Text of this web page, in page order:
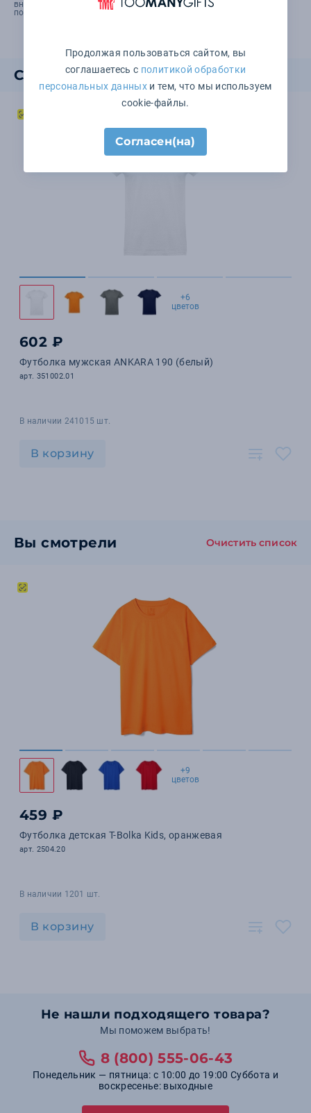
вносить изменения в технические параметры товара, его
потребительские характеристики и упаковку.
Смотрите также
+6
цветов
602 ₽
Футболка мужская ANKARA 190 (белый)
арт. 351002.01
В наличии 241015 шт.
В корзину
Вы смотрели Очистить список
+9
цветов
459 ₽
Футболка детская T-Bolka Kids, оранжевая
арт. 2504.20
В наличии 1201 шт.
В корзину
Не нашли подходящего товара?
Мы поможем выбрать!
8 (800) 555-06-43
Понедельник — пятница: с 10:00 до 19:00 Суббота и
воскресенье: выходные
Продолжая пользоваться сайтом, вы
соглашаетесь с политикой обработки
персональных данныхи тем, что мы используем
cookie-файлы.
Согласен(на)